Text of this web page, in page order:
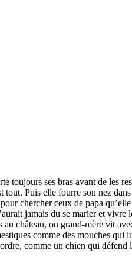
toujours ses bras avant de les
tout. Puis elle fourre son nez
chercher ceux de papa
jamais du se marier et vivre
château, ou grand-mère vit
comme des mouches qui
comme un chien qui